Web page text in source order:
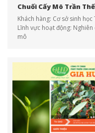
Chuối Cấy Mô Trần Thế
Khách hàng: Cơ sở sinh học
Lĩnh vực hoạt động:
mô